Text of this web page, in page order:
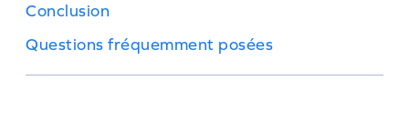
Conclusion
Questions fréquemment posées